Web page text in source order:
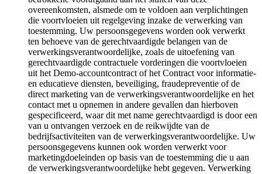
overeenkomsten, alsmede om te voldoen aan verplichtingen
die voortvloeien uit regelgeving inzake de verwerking van
toestemming. Uw persoonsgegevens worden ook verwerkt
ten behoeve van de gerechtvaardigde belangen van de
verwerkingsverantwoordelijke, zoals de uitoefening van
gerechtvaardigde contractuele vorderingen die voortvloeien
uit het Demo-accountcontract of het Contract voor informatie-
en educatieve diensten, beveiliging, fraudepreventie of de
direct marketing van de verwerkingsverantwoordelijke en het
contact met u opnemen in andere gevallen dan hierboven
gespecificeerd, waar dit met name gerechtvaardigd is door een
van u ontvangen verzoek en de reikwijdte van de
bedrijfsactiviteiten van de verwerkingsverantwoordelijke. Uw
persoonsgegevens kunnen ook worden verwerkt voor
marketingdoeleinden op basis van de toestemming die u aan
de verwerkingsverantwoordelijke hebt gegeven. Verwerking